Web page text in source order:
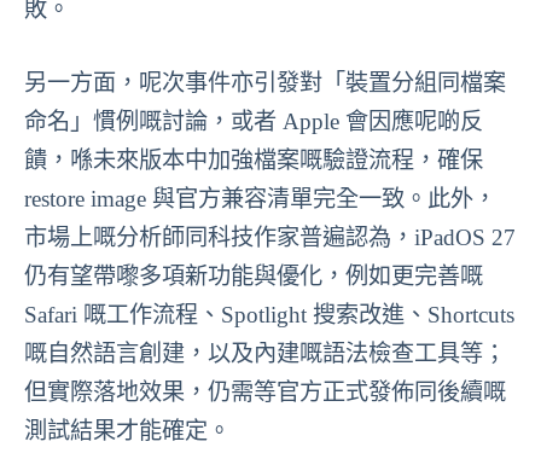
敗。
另一方面，呢次事件亦引發對「裝置分組同檔案
命名」慣例嘅討論，或者 Apple 會因應呢啲反
饋，喺未來版本中加強檔案嘅驗證流程，確保
restore image 與官方兼容清單完全一致。此外，
市場上嘅分析師同科技作家普遍認為，iPadOS 27
仍有望帶嚟多項新功能與優化，例如更完善嘅
Safari 嘅工作流程、Spotlight 搜索改進、Shortcuts
嘅自然語言創建，以及內建嘅語法檢查工具等；
但實際落地效果，仍需等官方正式發佈同後續嘅
測試結果才能確定。